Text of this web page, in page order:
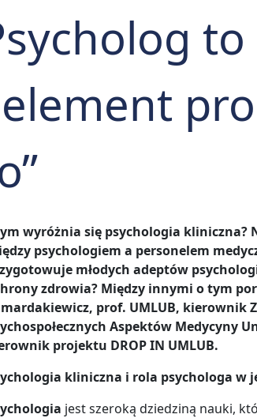
wyróżnia się psychologia kliniczna?
psychologiem a personelem
młodych adeptów
zdrowia? Między innymi o tym
prof. UMLUB, kierownik
Aspektów Medycyny
projektu DROP IN UMLUB.
kliniczna i rola psychologa w
jest szeroką dziedziną nauki,